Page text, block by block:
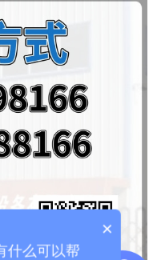
×
什么可以帮